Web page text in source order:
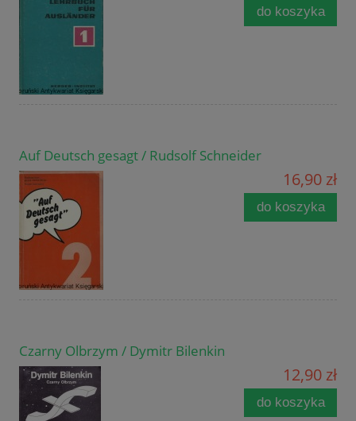
do koszyka
Auf Deutsch gesagt / Rudsolf Schneider
16,90 zł
do koszyka
Czarny Olbrzym / Dymitr Bilenkin
12,90 zł
do koszyka